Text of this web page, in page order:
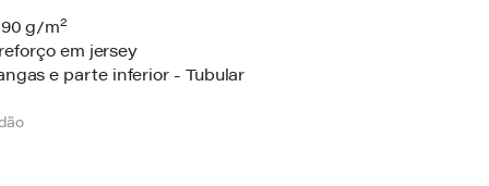
g/m2
em jersey
e parte inferior - Tubular